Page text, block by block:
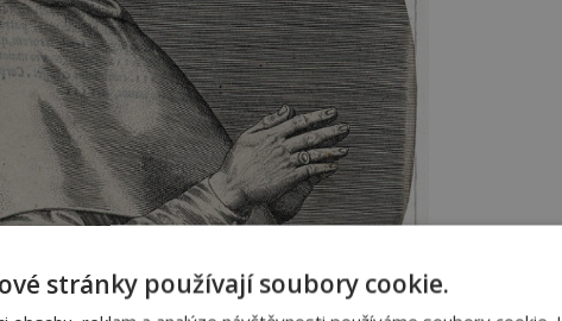
stránky používají soubory cookie.